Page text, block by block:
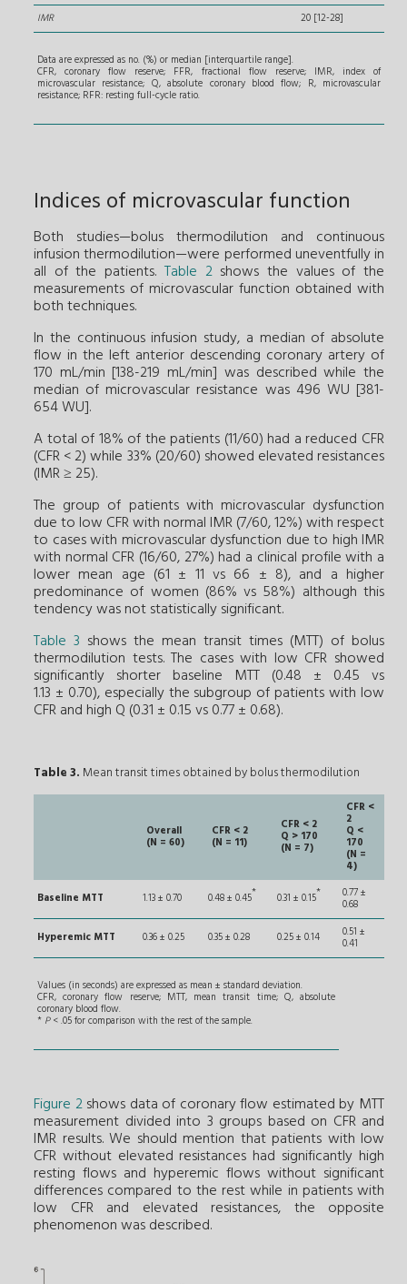
IMR
20 [12-28]
Data are expressed as no. (%) or median [interquartile range].
CFR, coronary flow reserve; FFR, fractional flow reserve; IMR, index of
microvascular resistance; Q, absolute coronary blood flow; R, microvascular
resistance; RFR: resting full-cycle ratio.
Indices of microvascular function
Both studies—bolus thermodilution and continuous
infusion thermodilution—were performed uneventfully in
all of the patients. Table 2shows the values of the
measurements of microvascular function obtained with
both techniques.
In the continuous infusion study, a median of absolute
flow in the left anterior descending coronary artery of
170 mL/min [138-219 mL/min] was described while the
median of microvascular resistance was 496 WU [381-
654 WU].
A total of 18% of the patients (11/60) had a reduced CFR
(CFR < 2) while 33% (20/60) showed elevated resistances
(IMR ≥ 25).
The group of patients with microvascular dysfunction
due to low CFR with normal IMR (7/60, 12%) with respect
to cases with microvascular dysfunction due to high IMR
with normal CFR (16/60, 27%) had a clinical profile with a
lower mean age (61 ± 11 vs 66 ± 8), and a higher
predominance of women (86% vs 58%) although this
tendency was not statistically significant.
Table 3 shows the mean transit times (MTT) of bolus
thermodilution tests. The cases with low CFR showed
significantly shorter baseline MTT (0.48 ± 0.45 vs
1.13 ± 0.70), especially the subgroup of patients with low
CFR and high Q (0.31 ± 0.15 vs 0.77 ± 0.68).
Table 3. Mean transit times obtained by bolus thermodilution
Overall
(N = 60)
CFR < 2
(N = 11)
CFR < 2
Q > 170
(N = 7)
CFR <
2
Q <
170
(N =
4)
Baseline MTT
1.13 ± 0.70 0.48 ± 0.45* 0.31 ± 0.15* 0.77 ±
0.68
Hyperemic MTT
0.36 ± 0.25 0.35 ± 0.28 0.25 ± 0.14 0.51 ±
0.41
Values (in seconds) are expressed as mean ± standard deviation.
CFR, coronary flow reserve; MTT, mean transit time; Q, absolute
coronary blood flow.
* P< .05 for comparison with the rest of the sample.
Figure 2shows data of coronary flow estimated by MTT
measurement divided into 3 groups based on CFR and
IMR results. We should mention that patients with low
CFR without elevated resistances had significantly high
resting flows and hyperemic flows without significant
differences compared to the rest while in patients with
low CFR and elevated resistances, the opposite
phenomenon was described.